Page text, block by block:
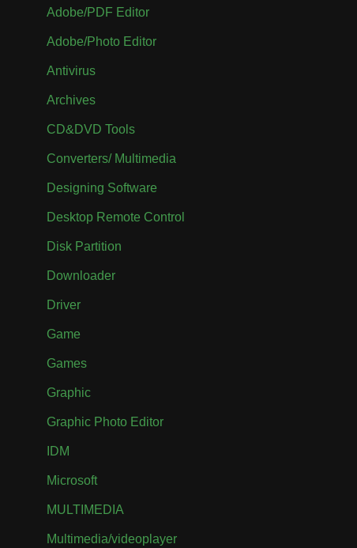
Adobe/PDF Editor
Adobe/Photo Editor
Antivirus
Archives
CD&DVD Tools
Converters/ Multimedia
Designing Software
Desktop Remote Control
Disk Partition
Downloader
Driver
Game
Games
Graphic
Graphic Photo Editor
IDM
Microsoft
MULTIMEDIA
Multimedia/videoplayer